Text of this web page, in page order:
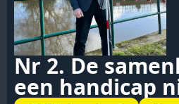
Nr 2. De
een handicap